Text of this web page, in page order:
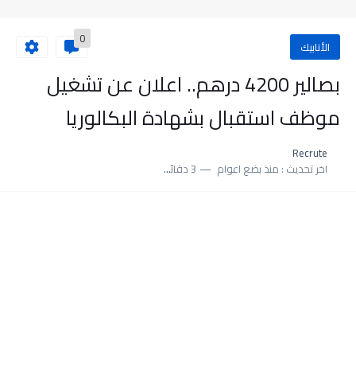
الأنابيك 0
بصالير 4200 درهم.. اعلان عن تشغيل
موظف استقبال بشهادة البكالوريا
Recrute
اخر تحديث : منذ بضع اعوام 3 دقائق للقراءة